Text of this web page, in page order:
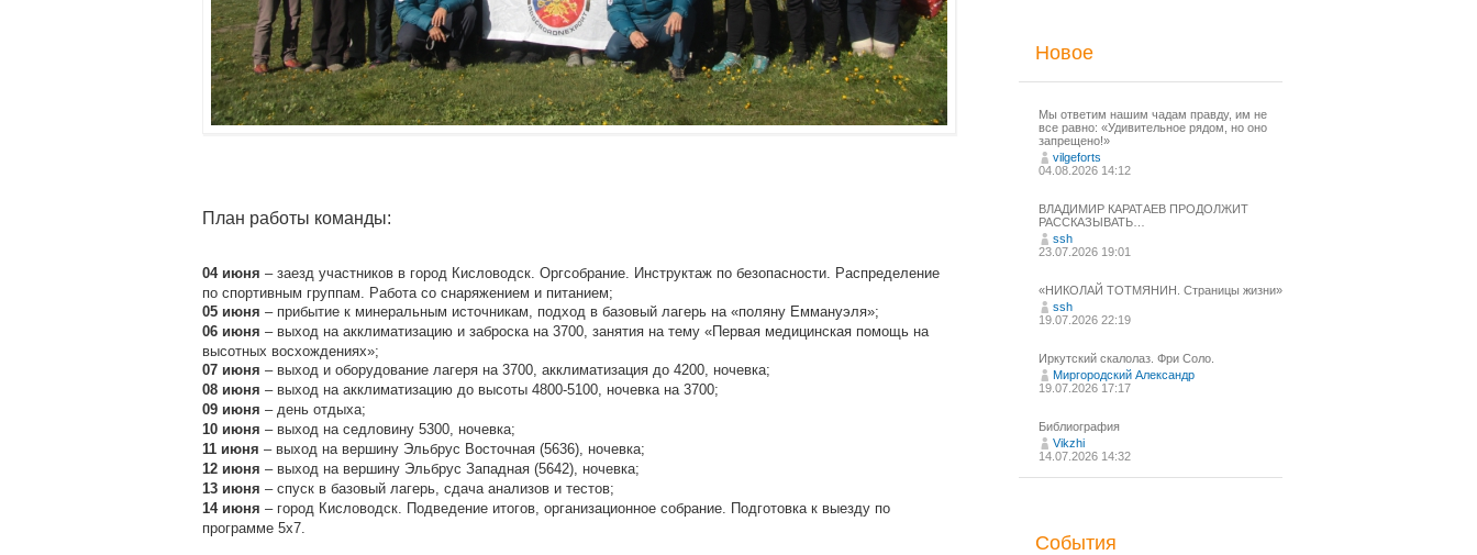
План работы команды:
04 июня – заезд участников в город Кисловодск. Оргсобрание. Инструктаж по безопасности. Распределение
по спортивным группам. Работа со снаряжением и питанием;
05 июня – прибытие к минеральным источникам, подход в базовый лагерь на «поляну Еммануэля»;
06 июня – выход на акклиматизацию и заброска на 3700, занятия на тему «Первая медицинская помощь на
высотных восхождениях»;
07 июня – выход и оборудование лагеря на 3700, акклиматизация до 4200, ночевка;
08 июня – выход на акклиматизацию до высоты 4800-5100, ночевка на 3700;
09 июня – день отдыха;
10 июня – выход на седловину 5300, ночевка;
11 июня – выход на вершину Эльбрус Восточная (5636), ночевка;
12 июня – выход на вершину Эльбрус Западная (5642), ночевка;
13 июня – спуск в базовый лагерь, сдача анализов и тестов;
14 июня – город Кисловодск. Подведение итогов, организационное собрание. Подготовка к выезду по
программе 5х7.
Новое
Мы ответим нашим чадам правду, им не
все равно: «Удивительное рядом, но оно
запрещено!»
vilgeforts
04.08.2026 14:12
ВЛАДИМИР КАРАТАЕВ ПРОДОЛЖИТ
РАССКАЗЫВАТЬ…
ssh
23.07.2026 19:01
«НИКОЛАЙ ТОТМЯНИН. Страницы жизни»
ssh
19.07.2026 22:19
Иркутский скалолаз. Фри Соло.
Миргородский Александр
19.07.2026 17:17
Библиография
Vikzhi
14.07.2026 14:32
События